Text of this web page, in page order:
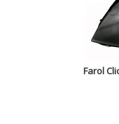
Farol